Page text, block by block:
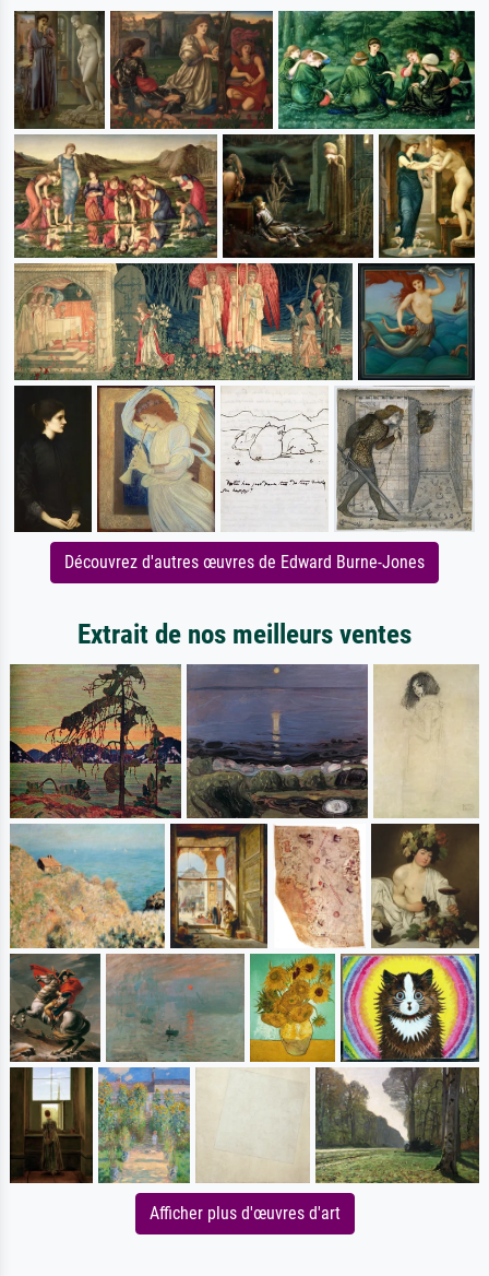
Découvrez d'autres œuvres de Edward Burne-Jones
Extrait de nos meilleurs ventes
Afficher plus d'œuvres d'art